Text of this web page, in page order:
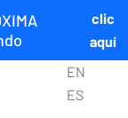
clic
aquí
EN
ES